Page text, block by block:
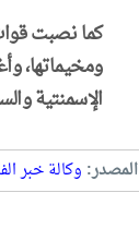
كما نصبت
ومخيماتها،
الإسمنتية
المصدر: وكالة خبر